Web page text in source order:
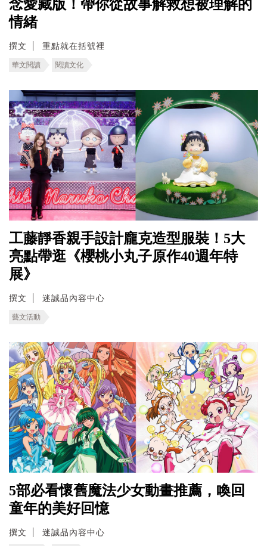
念愛藏版！帶你從故事解救想被理解的
情緒
撰文 重點就在括號裡
華文閱讀 閱讀文化
工藤靜香親手設計龐克造型服裝！5大
亮點帶逛《櫻桃小丸子原作40週年特
展》
撰文 迷誠品內容中心
藝文活動
5部必看懷舊魔法少女動畫推薦，喚回
童年的美好回憶
撰文 迷誠品內容中心